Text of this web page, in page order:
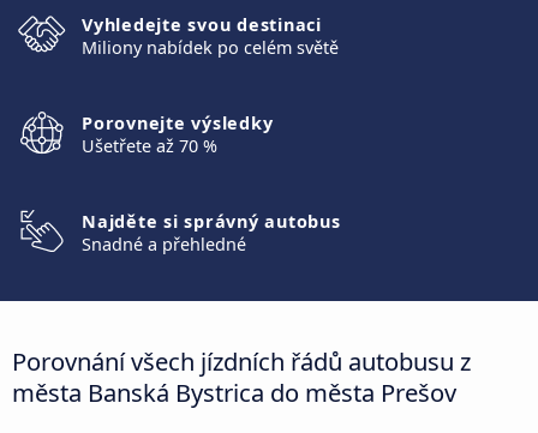
Vyhledejte svou destinaci
Miliony nabídek po celém světě
Porovnejte výsledky
Ušetřete až 70 %
Najděte si správný autobus
Snadné a přehledné
Porovnání všech jízdních řádů autobusu z
města Banská Bystrica do města Prešov